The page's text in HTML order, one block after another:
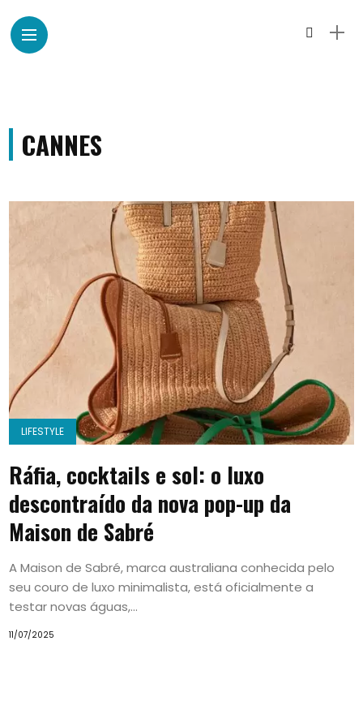
CANNES
LIFESTYLE
Ráfia, cocktails e sol: o luxo
descontraído da nova pop-up da
Maison de Sabré
A Maison de Sabré, marca australiana conhecida pelo
seu couro de luxo minimalista, está oficialmente a
testar novas águas,...
11/07/2025